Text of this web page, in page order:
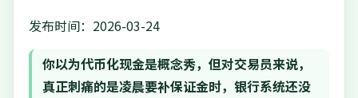
发布时间：2026-03-24
你以为代币化现金是概念秀，但对交易员来说，
真正刺痛的是凌晨要补保证金时，银行系统还没